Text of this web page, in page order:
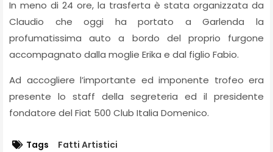
In meno di 24 ore, la trasferta è stata organizzata da
Claudio che oggi ha portato a Garlenda la
profumatissima auto a bordo del proprio furgone
accompagnato dalla moglie Erika e dal figlio Fabio.
Ad accogliere l’importante ed imponente trofeo era
presente lo staff della segreteria ed il presidente
fondatore del Fiat 500 Club Italia Domenico.
Tags Fatti Artistici